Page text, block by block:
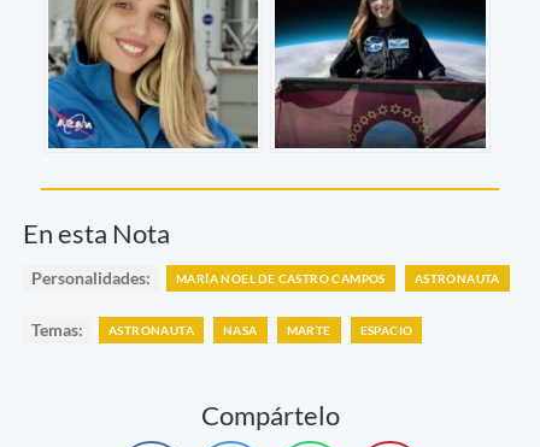
En esta Nota
Personalidades: MARÍA NOEL DE CASTRO CAMPOS ASTRONAUTA
Temas: ASTRONAUTA NASA MARTE ESPACIO
Compártelo